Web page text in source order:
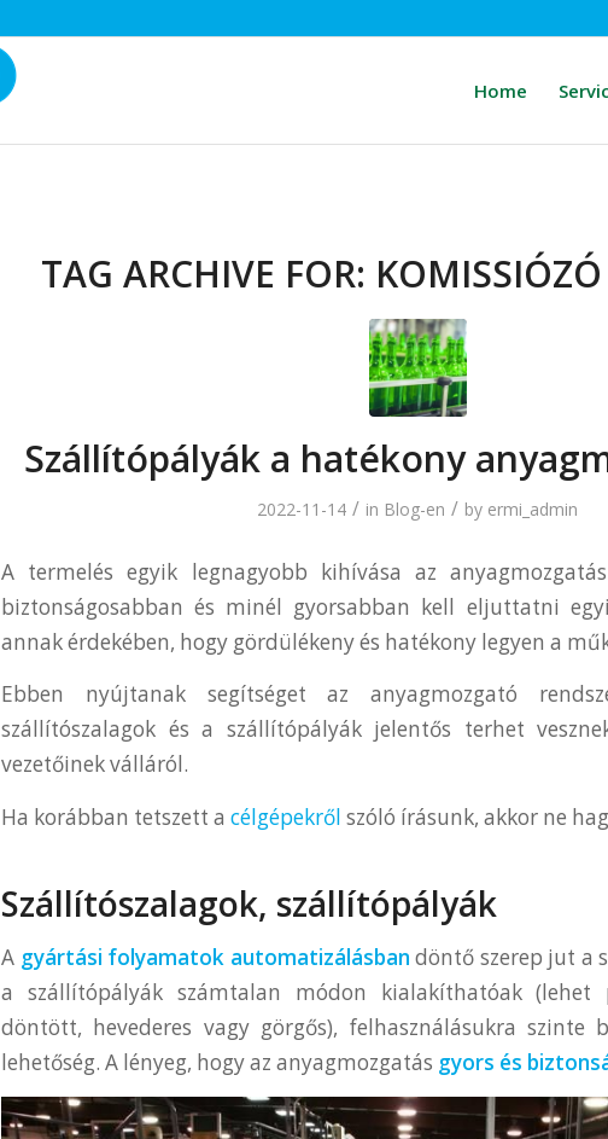
Home
TAG ARCHIVE FOR:
Szállítópályák a hatékony
2022-11-14 / in Blog-en / by ermi_admin
A termelés egyik legnagyobb kihívása az
biztonságosabban és minél gyorsabban kell eljuttatni
annak érdekében, hogy gördülékeny és hatékony legyen a
Ebben nyújtanak segítséget az anyagmozgató
szállítószalagok és a szállítópályák jelentős terhet
vezetőinek válláról.
Ha korábban tetszett a célgépekről szóló írásunk, akkor ne
Szállítószalagok, szállítópályák
A gyártási folyamatok automatizálásban döntő szerep jut a
a szállítópályák számtalan módon kialakíthatóak (lehet
döntött, hevederes vagy görgős), felhasználásukra szinte
lehetőség. A lényeg, hogy az anyagmozgatás gyors és